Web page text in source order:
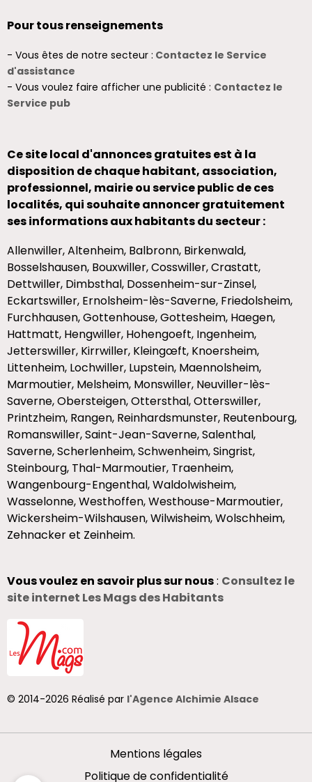
Pour tous renseignements
- Vous êtes de notre secteur : Contactez le Service
d'assistance
- Vous voulez faire afficher une publicité : Contactez le
Service pub
Ce site local d'annonces gratuites est à la
disposition de chaque habitant, association,
professionnel, mairie ou service public de ces
localités, qui souhaite annoncer gratuitement
ses informations aux habitants du secteur :
Allenwiller, Altenheim, Balbronn, Birkenwald,
Bosselshausen, Bouxwiller, Cosswiller, Crastatt,
Dettwiller, Dimbsthal, Dossenheim-sur-Zinsel,
Eckartswiller, Ernolsheim-lès-Saverne, Friedolsheim,
Furchhausen, Gottenhouse, Gottesheim, Haegen,
Hattmatt, Hengwiller, Hohengoeft, Ingenheim,
Jetterswiller, Kirrwiller, Kleingœft, Knoersheim,
Littenheim, Lochwiller, Lupstein, Maennolsheim,
Marmoutier, Melsheim, Monswiller, Neuviller-lès-
Saverne, Obersteigen, Ottersthal, Otterswiller,
Printzheim, Rangen, Reinhardsmunster, Reutenbourg,
Romanswiller, Saint-Jean-Saverne, Salenthal,
Saverne, Scherlenheim, Schwenheim, Singrist,
Steinbourg, Thal-Marmoutier, Traenheim,
Wangenbourg-Engenthal, Waldolwisheim,
Wasselonne, Westhoffen, Westhouse-Marmoutier,
Wickersheim-Wilshausen, Wilwisheim, Wolschheim,
Zehnacker et Zeinheim.
Vous voulez en savoir plus sur nous: Consultez le
site internet Les Mags des Habitants
© 2014-2026 Réalisé par l'Agence Alchimie Alsace
Mentions légales
Politique de confidentialité